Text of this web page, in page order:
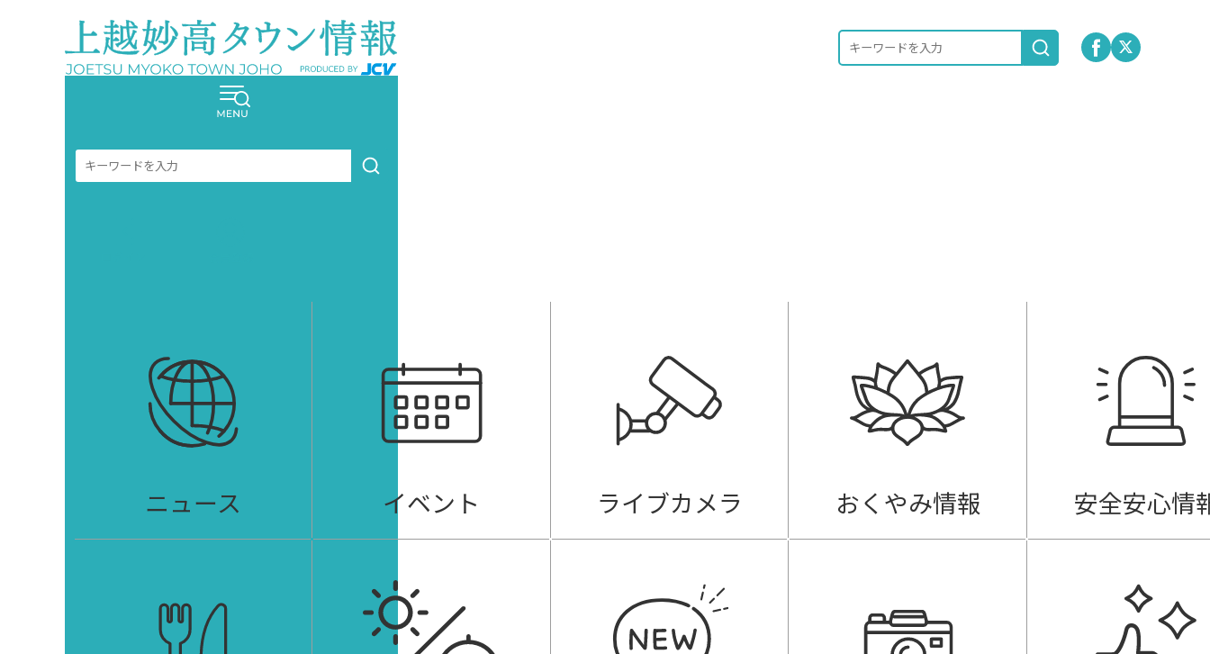
ニュース イベント ライブカメラ おくやみ情報 安全安心情